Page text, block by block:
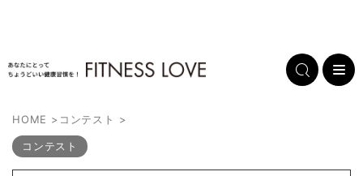
HOME > コンテスト >
コンテスト